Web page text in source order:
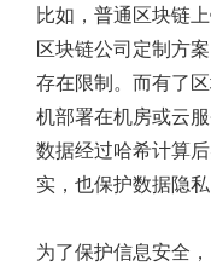
比如，普通区块链
区块链公司定制方
存在限制。而有了
机部署在机房或云
数据经过哈希计算
实，也保护数据隐私
为了保护信息安全